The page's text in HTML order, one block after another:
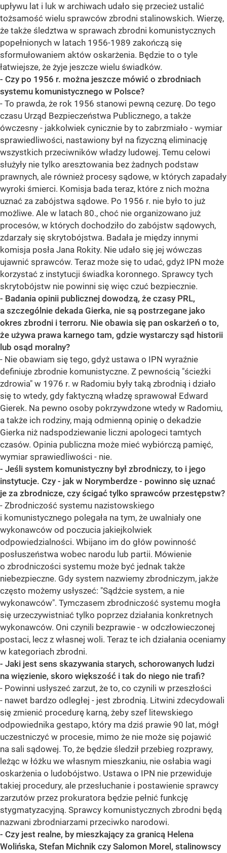
upływu lat i luk w archiwach udało się przecież ustalić
tożsamość wielu sprawców zbrodni stalinowskich. Wierzę,
że także śledztwa w sprawach zbrodni komunistycznych
popełnionych w latach 1956-1989 zakończą się
sformułowaniem aktów oskarżenia. Będzie to o tyle
łatwiejsze, że żyje jeszcze wielu świadków.
- Czy po 1956 r. można jeszcze mówić o zbrodniach
systemu komunistycznego w Polsce?
- To prawda, że rok 1956 stanowi pewną cezurę. Do tego
czasu Urząd Bezpieczeństwa Publicznego, a także
ówczesny - jakkolwiek cynicznie by to zabrzmiało - wymiar
sprawiedliwości, nastawiony był na fizyczną eliminację
wszystkich przeciwników władzy ludowej. Temu celowi
służyły nie tylko aresztowania bez żadnych podstaw
prawnych, ale również procesy sądowe, w których zapadały
wyroki śmierci. Komisja bada teraz, które z nich można
uznać za zabójstwa sądowe. Po 1956 r. nie było to już
możliwe. Ale w latach 80., choć nie organizowano już
procesów, w których dochodziło do zabójstw sądowych,
zdarzały się skrytobójstwa. Badała je między innymi
komisja posła Jana Rokity. Nie udało się jej wówczas
ujawnić sprawców. Teraz może się to udać, gdyż IPN może
korzystać z instytucji świadka koronnego. Sprawcy tych
skrytobójstw nie powinni się więc czuć bezpiecznie.
- Badania opinii publicznej dowodzą, że czasy PRL,
a szczególnie dekada Gierka, nie są postrzegane jako
okres zbrodni i terroru. Nie obawia się pan oskarżeń o to,
że używa prawa karnego tam, gdzie wystarczy sąd historii
lub osąd moralny?
- Nie obawiam się tego, gdyż ustawa o IPN wyraźnie
definiuje zbrodnie komunistyczne. Z pewnością "ścieżki
zdrowia" w 1976 r. w Radomiu były taką zbrodnią i działo
się to wtedy, gdy faktyczną władzę sprawował Edward
Gierek. Na pewno osoby pokrzywdzone wtedy w Radomiu,
a także ich rodziny, mają odmienną opinię o dekadzie
Gierka niż nadspodziewanie liczni apologeci tamtych
czasów. Opinia publiczna może mieć wybiórczą pamięć,
wymiar sprawiedliwości - nie.
- Jeśli system komunistyczny był zbrodniczy, to i jego
instytucje. Czy - jak w Norymberdze - powinno się uznać
je za zbrodnicze, czy ścigać tylko sprawców przestępstw?
- Zbrodniczość systemu nazistowskiego
i komunistycznego polegała na tym, że uwalniały one
wykonawców od poczucia jakiejkolwiek
odpowiedzialności. Wbijano im do głów powinność
posłuszeństwa wobec narodu lub partii. Mówienie
o zbrodniczości systemu może być jednak także
niebezpieczne. Gdy system nazwiemy zbrodniczym, jakże
często możemy usłyszeć: "Sądźcie system, a nie
wykonawców". Tymczasem zbrodniczość systemu mogła
się urzeczywistniać tylko poprzez działania konkretnych
wykonawców. Oni czynili bezprawie - w odczłowieczonej
postaci, lecz z własnej woli. Teraz te ich działania oceniamy
w kategoriach zbrodni.
- Jaki jest sens skazywania starych, schorowanych ludzi
na więzienie, skoro większość i tak do niego nie trafi?
- Powinni usłyszeć zarzut, że to, co czynili w przeszłości
- nawet bardzo odległej - jest zbrodnią. Litwini zdecydowali
się zmienić procedurę karną, żeby szef litewskiego
odpowiednika gestapo, który ma dziś prawie 90 lat, mógł
uczestniczyć w procesie, mimo że nie może się pojawić
na sali sądowej. To, że będzie śledził przebieg rozprawy,
leżąc w łóżku we własnym mieszkaniu, nie osłabia wagi
oskarżenia o ludobójstwo. Ustawa o IPN nie przewiduje
takiej procedury, ale przesłuchanie i postawienie sprawcy
zarzutów przez prokuratora będzie pełnić funkcję
stygmatyzacyjną. Sprawcy komunistycznych zbrodni będą
nazwani zbrodniarzami przeciwko narodowi.
- Czy jest realne, by mieszkający za granicą Helena
Wolińska, Stefan Michnik czy Salomon Morel, stalinowscy